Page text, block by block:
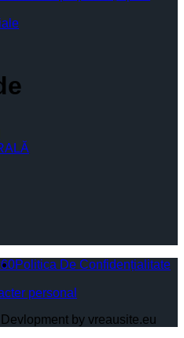
Politica De Confidențialitate
personal
by vreausite.eu